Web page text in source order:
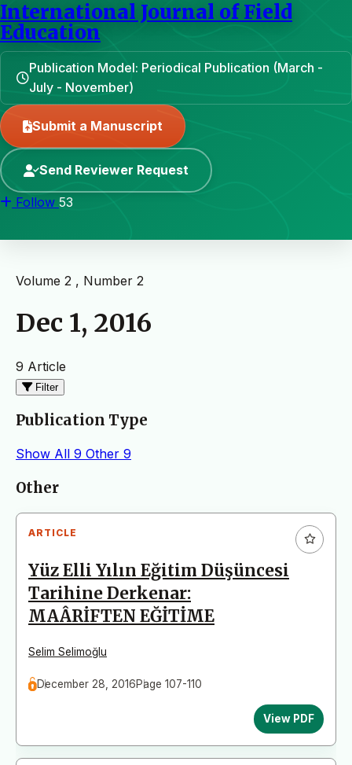
International Journal of Field
Education
Publication Model: Periodical Publication (March -
July - November)
Submit a Manuscript
Send Reviewer Request
Follow 53
Volume 2 , Number 2
Dec 1, 2016
9 Article
Filter
Publication Type
Show All 9 Other 9
Articles
Other
ARTICLE
Yüz Elli Yılın Eğitim Düşüncesi
Tarihine Derkenar:
MAÂRİFTEN EĞİTİME
Selim Selimoğlu
December 28, 2016Page 107-110
View PDF